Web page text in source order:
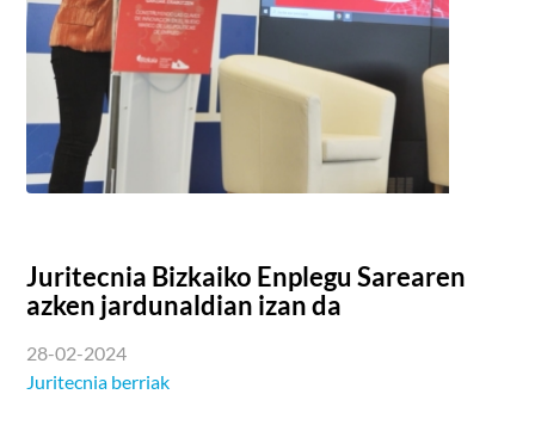
Juritecnia Bizkaiko Enplegu Sarearen
azken jardunaldian izan da
28-02-2024
Juritecnia berriak